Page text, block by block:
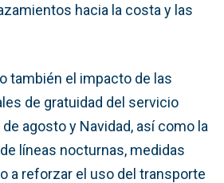
hacia la costa y las
también el impacto de las
de gratuidad del servicio
agosto y Navidad, así como la
líneas nocturnas, medidas
a reforzar el uso del transporte